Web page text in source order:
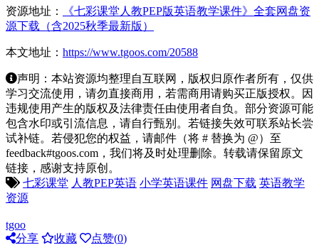
资源地址：
《七彩课堂人教PEP版英语教学课件》全套网盘资
源下载（含2025秋季最新版）
本文地址： https://www.tgoos.com/20588
声明：本站资源均整理自互联网，版权归原作者所有，仅供
学习交流使用，请勿直接商用，若需商用请购买正版授权。因
违规使用产生的版权及法律责任由使用者自负。部分资源可能
包含水印或引流信息，请自行甄别。若链接失效可联系站长尝
试补链。若侵犯您的权益，请邮件（将 # 替换为 @）至
feedback#tgoos.com，我们将及时处理删除。转载请保留原文
链接，感谢支持原创。
七彩课堂 人教PEP英语 小学英语课件 网盘下载 英语教学
资源
tgoo
分享
收藏 点赞(0)